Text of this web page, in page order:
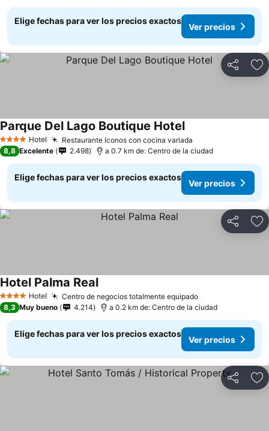
Elige fechas para ver los precios exactos
Ver precios
Compartir
4 EstrellasHotel Restaurante Iconos con cocina variada
Parque Del Lago Boutique Hotel
8,8 Excelente 2.498 a 0.7 km de: Centro de la ciudad
Elige fechas para ver los precios exactos
Ver precios
Compartir
4 EstrellasHotel Centro de negocios totalmente equipado
Hotel Palma Real
8,3 Muy bueno 4.214 a 0.2 km de: Centro de la ciudad
Elige fechas para ver los precios exactos
Ver precios
Compartir